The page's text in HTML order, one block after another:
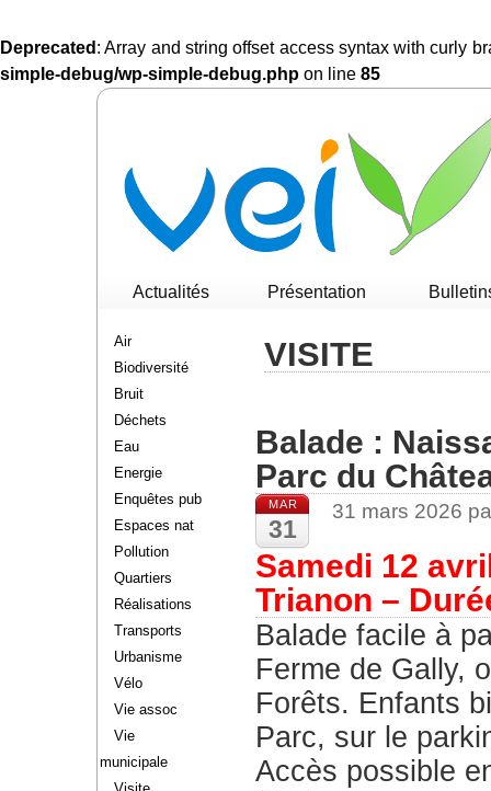
Deprecated : Array and string offset access syntax with curly
simple-debug/wp-simple-debug.php on line 85
Actualités Présentation
Air
Biodiversité
Bruit
Déchets
Eau
Energie
Enquêtes pub
Espaces nat
Pollution
Quartiers
Réalisations
Transports
Urbanisme
Vélo
Vie assoc
Vie
municipale
VISITE
Balade :
Parc du
MAR
31
31 mars 2026
Samedi 12
Trianon –
Balade facile à
Ferme de Gally,
Forêts. Enfants
Parc, sur le
Accès possible